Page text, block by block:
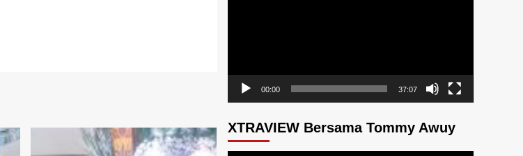
00:00 37:07
XTRAVIEW Bersama Tommy Awuy